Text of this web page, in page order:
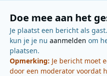
Doe mee aan het
Je plaatst een bericht als
kun je je nu aanmelden om
plaatsen.
Opmerking: Je bericht moet
door een moderator voordat